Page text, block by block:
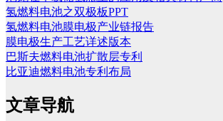
氢燃料电池之双极板PPT
氢燃料电池膜电极产业链报告
膜电极生产工艺详述版本
巴斯夫燃料电池扩散层专利
比亚迪燃料电池专利布局
文章导航